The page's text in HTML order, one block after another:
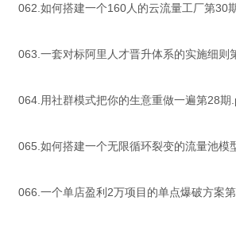
062.如何搭建一个160人的云流量工厂第30
063.一套对标阿里人才晋升体系的实施细则
064.用社群模式把你的生意重做一遍第28期
065.如何搭建一个无限循环裂变的流量池模
066.一个单店盈利2万项目的单点爆破方案